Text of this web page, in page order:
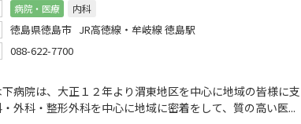
病院・医療
内科
徳島県徳島市 JR高徳線・牟岐線 徳島駅
088-622-7700
病院は、大正１２年より渭東地区を中心に地域の皆様に支
外科・整形外科を中心に地域に密着をして、質の高い医...